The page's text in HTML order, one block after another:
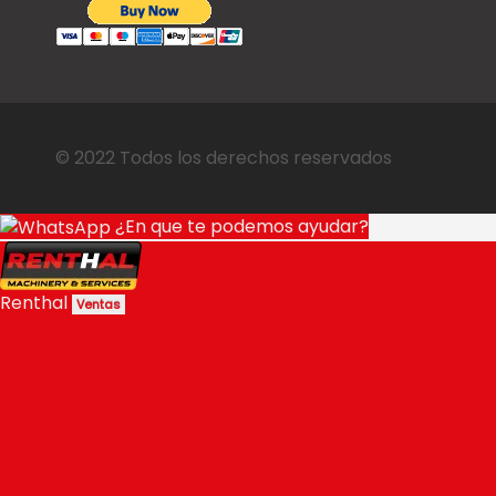
© 2022 Todos los derechos reservados
¿En que te podemos ayudar?
Renthal Ventas